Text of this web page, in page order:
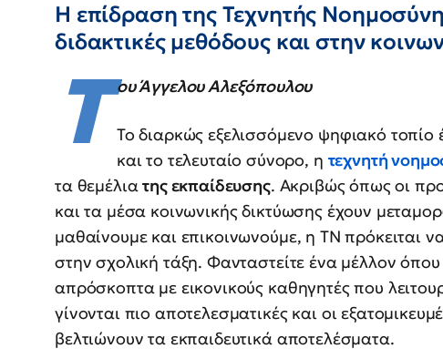
Η επίδραση της Τεχνητής
διδακτικές μεθόδους και στην
Τ ου Άγγελου Αλεξόπουλου
Το διαρκώς εξελισσόμενο ψηφιακό
και το τελευταίο σύνορο, η τεχνητή
τα θεμέλιατης εκπαίδευσης. Ακριβώς όπως οι
και τα μέσα κοινωνικής δικτύωσης έχουν
μαθαίνουμε και επικοινωνούμε, η ΤΝ πρόκειται
στην σχολική τάξη. Φανταστείτε ένα μέλλον
απρόσκοπτα με εικονικούς καθηγητές που
γίνονται πιο αποτελεσματικές και οι
βελτιώνουν τα εκπαιδευτικά αποτελέσματα.